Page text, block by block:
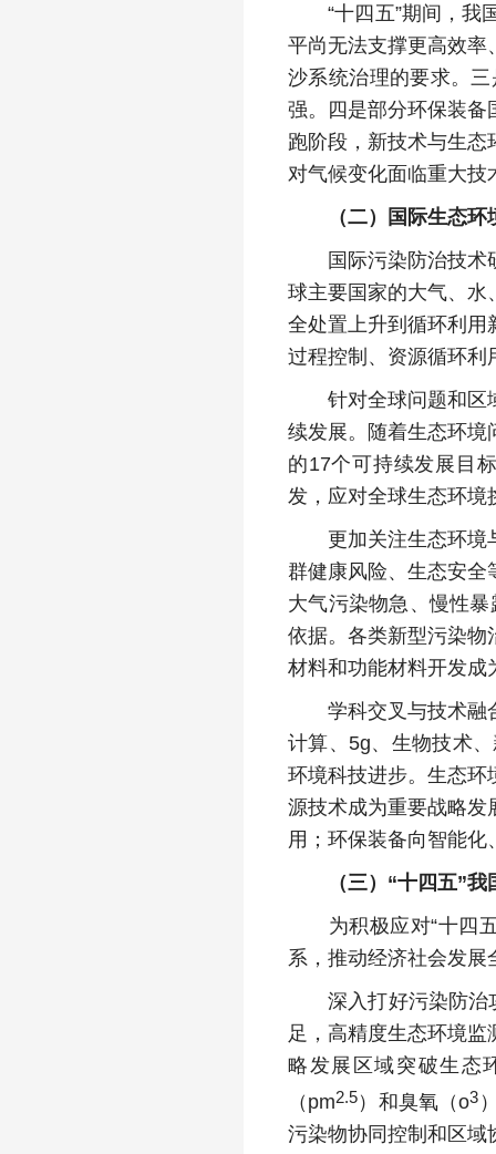
“十四五”期间，我国
平尚无法支撑更高效率
沙系统治理的要求。
强。四是部分环保装备
跑阶段，新技术与生
对气候变化面临重大技
（二）国际生态
国际污染防治技术研
球主要国家的大气、水
全处置上升到循环利用
过程控制、资源循环利
针对全球问题和区域
续发展。随着生态环境
的17个可持续发展目
发，应对全球生态环境
更加关注生态环境与
群健康风险、生态安全
大气污染物急、慢性
依据。各类新型污染物
材料和功能材料开发成
学科交叉与技术融合
计算、5g、生物技术
环境科技进步。生态环
源技术成为重要战略发
用；环保装备向智能
（三）“十四五”
为积极应对“十四五
系，推动经济社会发
深入打好污染防治攻
足，高精度生态环境
略发展区域突破生态
（pm2.5）和臭氧（o3
污染物协同控制和区域